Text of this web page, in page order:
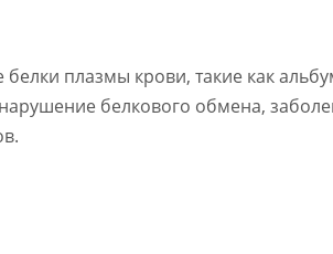
плазмы крови, такие как
белкового обмена,